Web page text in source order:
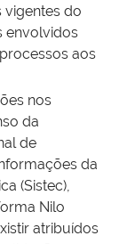
vigentes do
envolvidos
aos
nos
da
de
da
(Sistec),
Nilo
atribuídos